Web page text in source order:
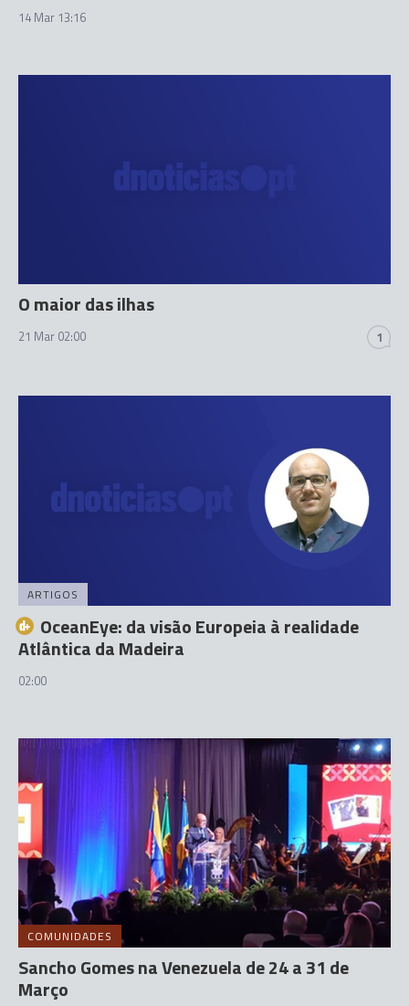
14 Mar 13:16
O maior das ilhas
21 Mar 02:00 1
ARTIGOS
OceanEye: da visão Europeia à realidade
Atlântica da Madeira
02:00
COMUNIDADES
Sancho Gomes na Venezuela de 24 a 31 de
Março